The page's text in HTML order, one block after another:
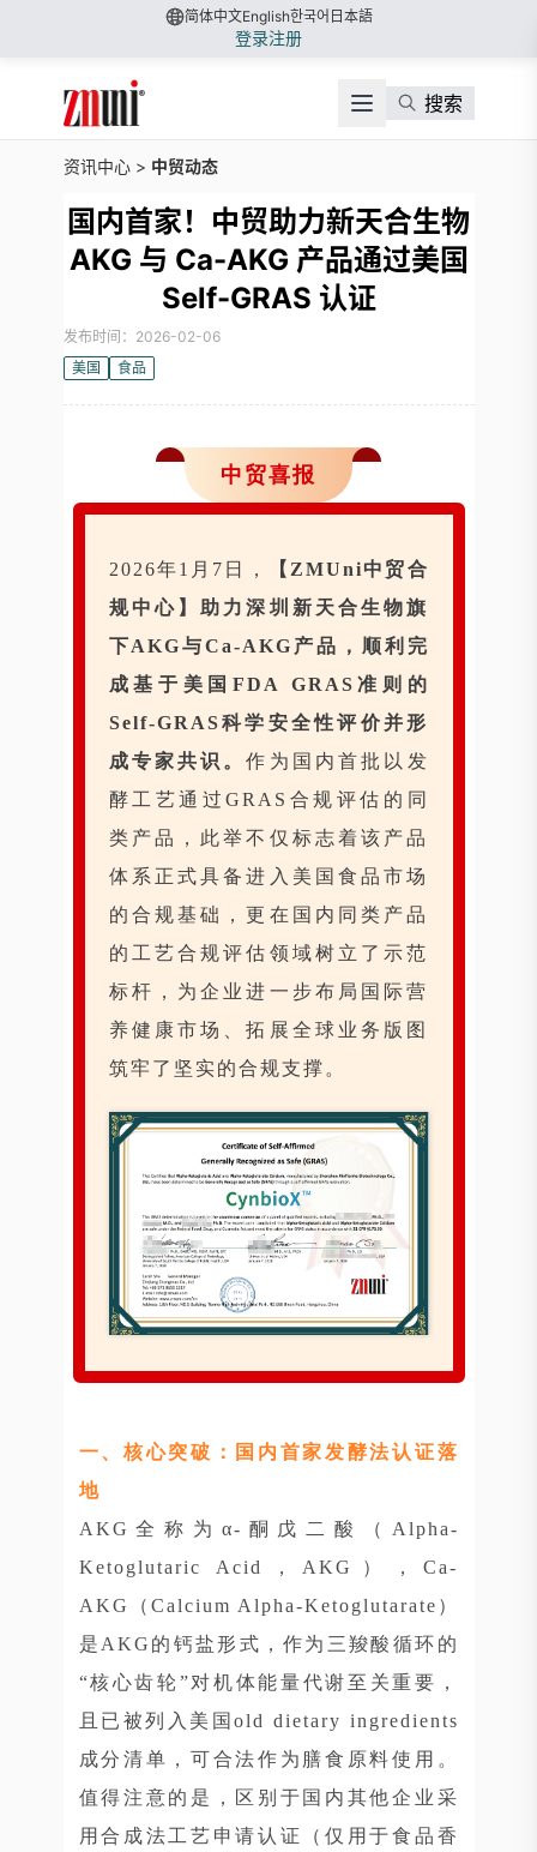
简体中文English한국어 日本語
登录注册
搜索
资讯中心 > 中贸动态
国内首家！中贸助力新天合生物
AKG 与 Ca-AKG 产品通过美国
Self-GRAS 认证
发布时间：2026-02-06
美国
食品
中贸喜报
2026年1月7日，
【ZMUni中贸合
规中心】助力深圳新天合生物旗
下AKG与Ca-AKG产品，顺利完
成基于美国FDA GRAS准则的
Self-GRAS科学安全性评价并形
成专家共识。作为国内首批以发
酵工艺通过GRAS合规评估的同
类产品，此举不仅标志着该产品
体系正式具备进入美国食品市场
的合规基础，更在国内同类产品
的工艺合规评估领域树立了示范
标杆，为企业进一步布局国际营
养健康市场、拓展全球业务版图
筑牢了坚实的合规支撑。
一、核心突破：国内首家发酵法认证落
地
AKG全称为α-酮戊二酸（Alpha-
Ketoglutaric Acid，AKG），Ca-
AKG（Calcium Alpha-Ketoglutarate）
是AKG的钙盐形式，作为三羧酸循环的
“核心齿轮”对机体能量代谢至关重要，
且已被列入美国old dietary ingredients
成分清单，可合法作为膳食原料使用。
值得注意的是，区别于国内其他企业采
用合成法工艺申请认证（仅用于食品香